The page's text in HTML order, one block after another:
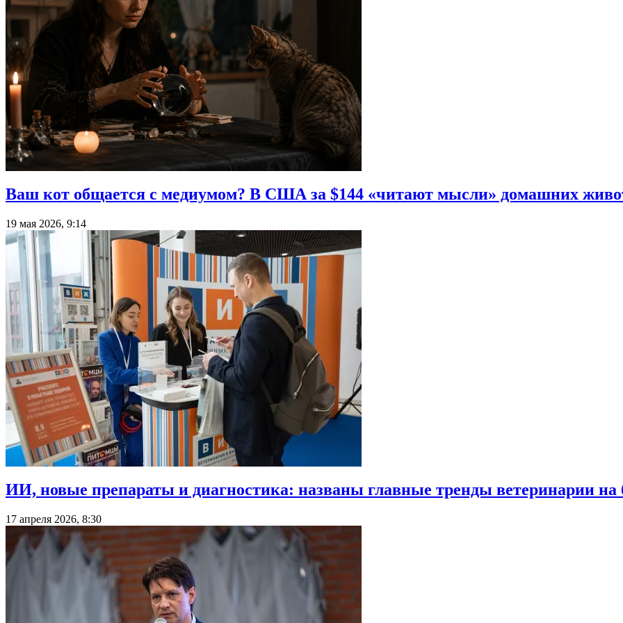
Ваш кот общается с медиумом? В США за $144 «читают мысли» домашних
19 мая 2026, 9:14
ИИ, новые препараты и диагностика: названы главные тренды ветеринарии на
17 апреля 2026, 8:30